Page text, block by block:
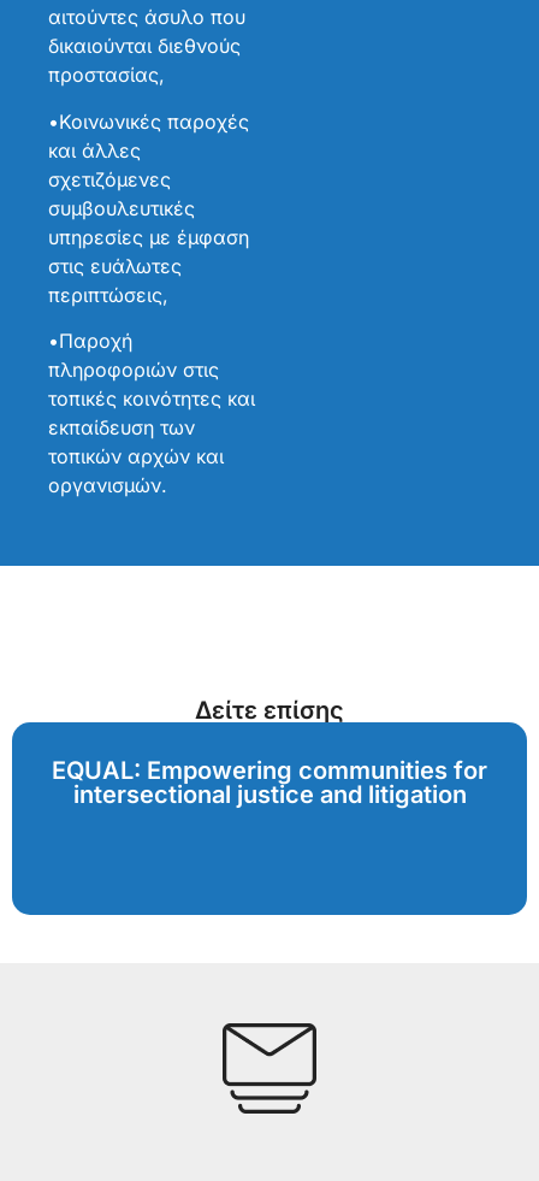
αιτούντες άσυλο που
δικαιούνται διεθνούς
προστασίας,
•Κοινωνικές παροχές
και άλλες
σχετιζόμενες
συμβουλευτικές
υπηρεσίες με έμφαση
στις ευάλωτες
περιπτώσεις,
•Παροχή
πληροφοριών στις
τοπικές κοινότητες και
εκπαίδευση των
τοπικών αρχών και
οργανισμών.
Δείτε επίσης
EQUAL: Empowering communities for
intersectional justice and litigation